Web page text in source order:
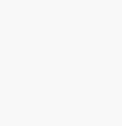
in Betracht ziehen,
mit
Kinderspiel. Sie
mit Updates und